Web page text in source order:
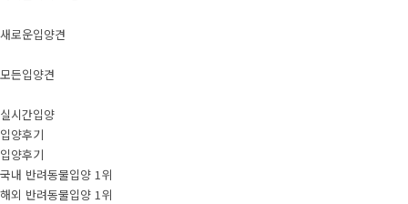
새로운입양견
모든입양견
실시간입양
입양후기
입양후기
국내 반려동물입양 1위
해외 반려동물입양 1위